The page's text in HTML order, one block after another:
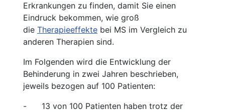
Erkrankungen zu finden, damit Sie einen
Eindruck bekommen, wie groß
die Therapieeffekte bei MS im Vergleich zu
anderen Therapien sind.
Im Folgenden wird die Entwicklung der
Behinderung in zwei Jahren beschrieben,
jeweils bezogen auf 100 Patienten:
- 13 von 100 Patienten haben trotz der